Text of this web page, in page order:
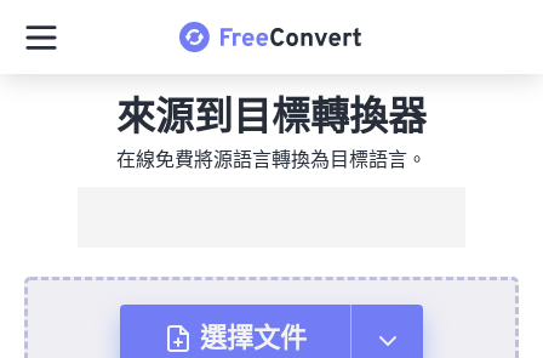
來源到目標轉換器
在線免費將源語言轉換為目標語言。
選擇文件